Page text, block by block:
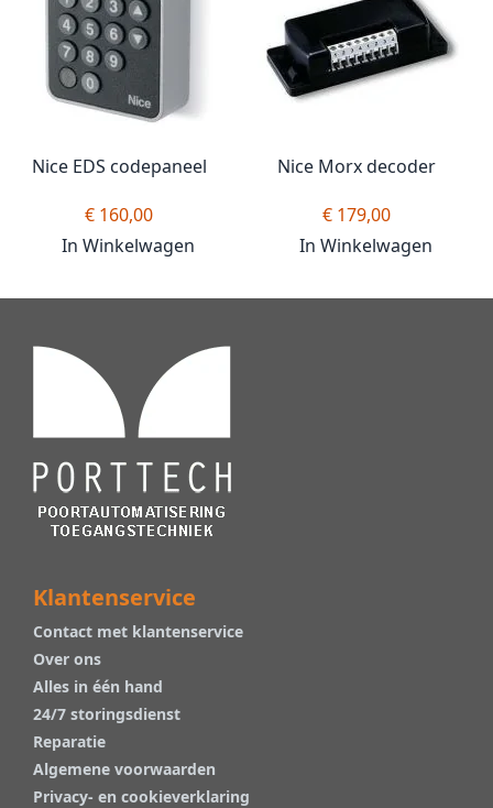
Nice EDS codepaneel
€ 160,00
In Winkelwagen
Nice Morx decoder
€ 179,00
In Winkelwagen
Klantenservice
Contact met klantenservice
Over ons
Alles in één hand
24/7 storingsdienst
Reparatie
Algemene voorwaarden
Privacy- en cookieverklaring